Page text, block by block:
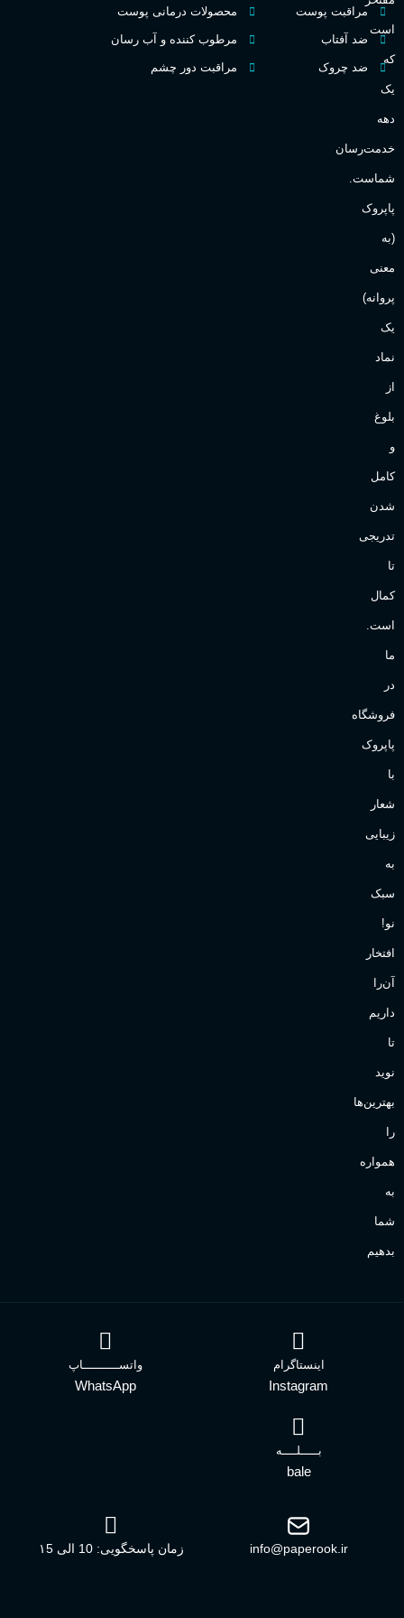
گروه بویایی میوه ای
مناسب برای
آقایان
است
که
یک
دهه
خدمت‌رسان
شماست.
پاپروک
(به
معنی
پروانه)
یک
نماد
از
بلوغ
و
کامل
شدن
تدریجی
تا
کمال
است.
ما
در
فروشگاه
پاپروک
با
شعار
زیبایی
به
سبک
نو!
افتخار
آن‌را
داریم
تا
نوید
بهترین‌ها
را
همواره
به
شما
بدهیم
مراقبت پوست
ضد آفتاب
ضد چروک
محصولات درمانی پوست
مرطوب کننده و آب رسان
مراقبت دور چشم
اینستاگرام
Instagram
واتســــــــــاپ
WhatsApp
بـــــلــــه
bale
info@paperook.ir زمان پاسخگویی: 10 الی ۱5